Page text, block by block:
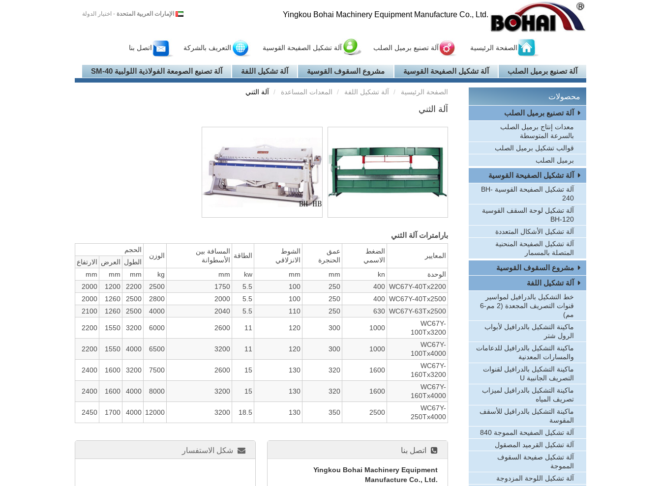
Yingkou Bohai Machinery Equipment Manufacture Co., Ltd. الإمارات العربية المتحدة - اختيار الدولة
الصفحة الرئيسية آلة تصنيع برميل الصلب آلة تشكيل الصفيحة القوسية التعريف بالشركة اتصل بنا
آلة تصنيع برميل الصلب آلة تشكيل الصفيحة القوسية مشروع السقوف القوسية آلة تشكيل اللفة آلة تصنيع الصومعة الفولاذية اللولبية SM-40
الصفحة الرئيسية آلة تشكيل اللفة المعدات المساعدة آلة الثني
آلة الثني
بارامترات آلة الثني
المعايير
الضغط
الاسمي
عمق
الحنجرة
الشوط
الانزلاقي
الطاقة
المسافة بين
الأسطوانة
الوزن
الحجم
الطول العرض الارتفاع
الوحدة
kn
mm
mm
kw
mm
kg
mm
mm
mm
WC67Y-40Tx2200
400
250
100
5.5
1750
2500
2200
1200
2000
WC67Y-40Tx2500
400
250
100
5.5
2000
2800
2500
1260
2000
WC67Y-63Tx2500
630
250
110
5.5
2040
4000
2500
1260
2100
WC67Y-
100Tx3200
1000
300
120
11
2600
6000
3200
1550
2200
WC67Y-
100Tx4000
1000
300
120
11
3200
6500
4000
1550
2200
WC67Y-
160Tx3200
1600
320
130
15
2600
7500
3200
1600
2400
WC67Y-
160Tx4000
1600
320
130
15
3200
8000
4000
1600
2400
WC67Y-
250Tx4000
2500
350
130
18.5
3200
12000
4000
1700
2450
شكل الاستفسار اتصل بنا
Yingkou Bohai Machinery Equipment
Manufacture Co., Ltd.
محصولات
آلة تصنيع برميل الصلب
معدات إنتاج برميل الصلب
بالسرعة المتوسطة
قوالب تشكيل برميل الصلب
برميل الصلب
آلة تشكيل الصفيحة القوسية
آلة تشكيل الصفيحة القوسية BH-
240
آلة تشكيل لوحة السقف القوسية
BH-120
آلة تشكيل الأشكال المتعددة
آلة تشكيل الصفيحة المنحنية
المتصلة بالمسمار
مشروع السقوف القوسية
آلة تشكيل اللفة
خط التشكيل بالدرافيل لمواسير
قنوات التصريف المجعدة (2 مم-6
مم)
ماكينة التشكيل بالدرافيل لأبواب
الرول شتر
ماكينة التشكيل بالدرافيل للدعامات
والمسارات المعدنية
ماكينة التشكيل بالدرافيل لقنوات
التصريف الجانبية U
ماكينة التشكيل بالدرافيل لميزاب
تصريف المياه
ماكينة التشكيل بالدرافيل للأسقف
المقوسة
آلة تشكيل الصفيحة المموجة 840
آلة تشكيل القرميد المصقول
آلة تشكيل صفيحة السقوف
المموجة
آلة تشكيل اللوحة المزدوجة